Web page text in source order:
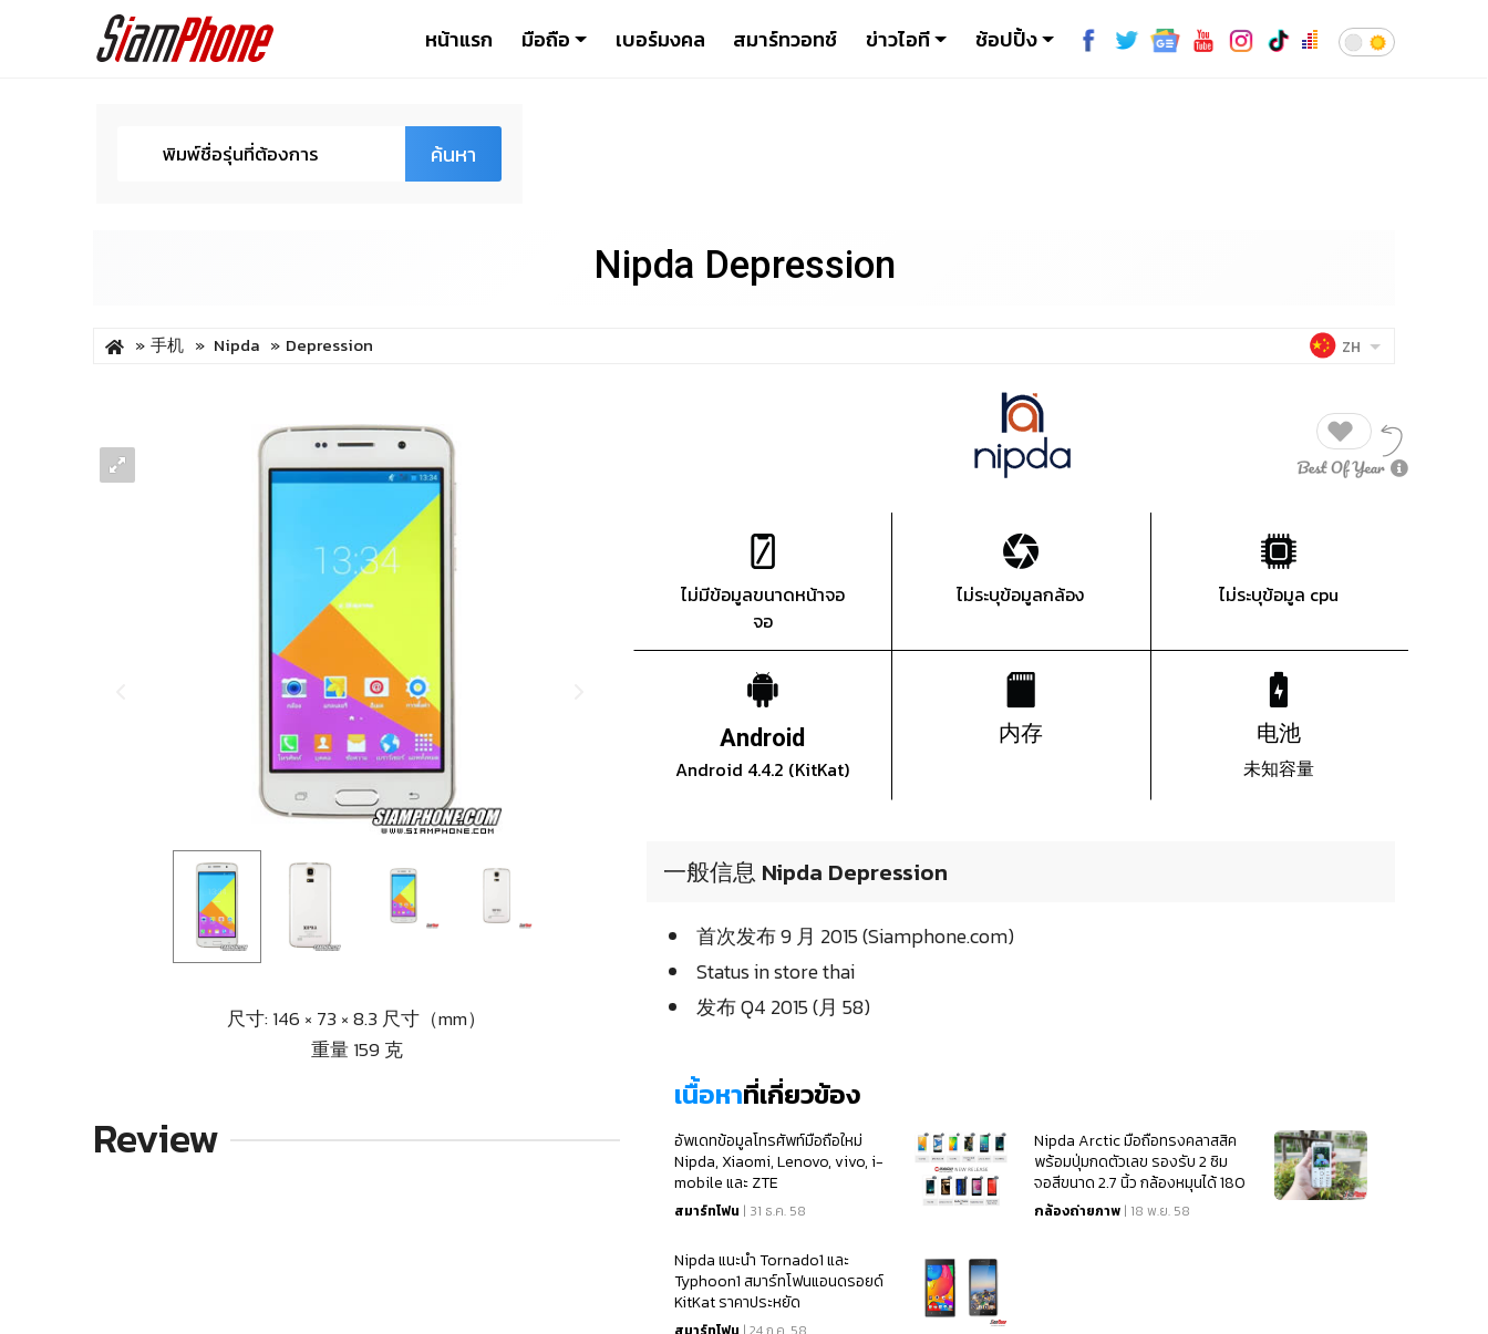
หน้าแรก มือถือ เบอร์มงคล สมาร์ทวอทช์ ข่าวไอที ช้อปปิ้ง
ค้นหา
Nipda Depression
手机 Nipda Depression ZH
尺寸: 146 × 73 × 8.3 尺寸（mm）
重量 159 克
Review
ไม่มีข้อมูลขนาดหน้าจอ
จอ
ไม่ระบุข้อมูลกล้อง ไม่ระบุข้อมูล cpu
Android
Android 4.4.2 (KitKat)
内存 电池
未知容量
一般信息 Nipda Depression
首次发布 9 月 2015 (Siamphone.com)
Status in store thai
发布 Q4 2015 (月 58)
เนื้อหาที่เกี่ยวข้อง
อัพเดทข้อมูลโทรศัพท์มือถือใหม่
Nipda, Xiaomi, Lenovo, vivo, i-
mobile และ ZTE
สมาร์ทโฟน | 31 ธ.ค. 58
Nipda Arctic มือถือทรงคลาสสิค
พร้อมปุ่มกดตัวเลข รองรับ 2 ซิม
จอสีขนาด 2.7 นิ้ว กล้องหมุนได้ 180
องศา
กล้องถ่ายภาพ | 18 พ.ย. 58
Nipda แนะนำ Tornado1 และ
Typhoon1 สมาร์ทโฟนแอนดรอยด์
KitKat ราคาประหยัด